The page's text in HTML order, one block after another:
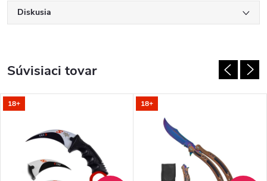
Diskusia
Súvisiaci tovar
18+ 18+